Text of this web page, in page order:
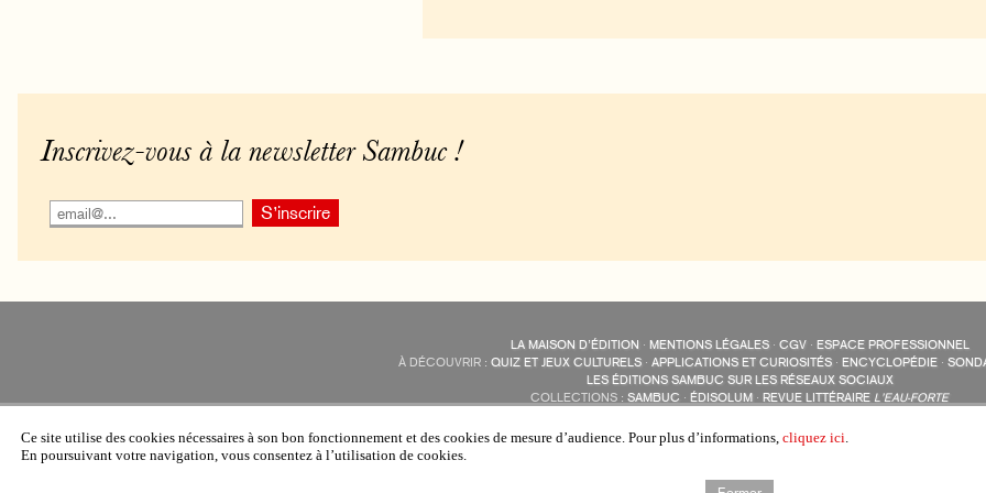
Inscrivez-vous à la newsletter Sambuc !
LA MAISON D’ÉDITION · MENTIONS LÉGALES· CGV· ESPACE PROFESSIONNEL
À DÉCOUVRIR : QUIZ ET JEUX CULTURELS · APPLICATIONS ET CURIOSITÉS · ENCYCLOPÉDIE ·
LES ÉDITIONS SAMBUC SUR LES RÉSEAUX SOCIAUX
COLLECTIONS : SAMBUC · ÉDISOLUM · REVUE LITTÉRAIRE L’EAU-FORTE
Ce site utilise des cookies nécessaires à son bon fonctionnement et des cookies de mesure d’audience. Pour plus d’informations, cliquez ici.
En poursuivant votre navigation, vous consentez à l’utilisation de cookies.